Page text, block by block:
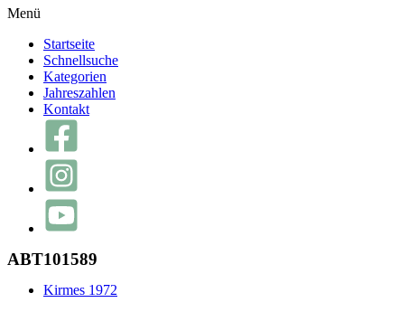
Menü
Startseite
Schnellsuche
Kategorien
Jahreszahlen
Kontakt
ABT101589
Kirmes 1972